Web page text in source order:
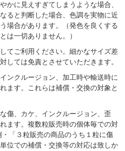
かに見えすぎてしまうような場合、
ると判断した場合、色調を実物に近
場合があります。（発色を良くする
は一切ありません。）
てご利用ください。細かなサイズ差
しては免責とさせていただきます。
ンクルージョン、加工時や輸送時に
ます。これらは補償・交換の対象と
傷、カケ、インクルージョン、歪
ます。複数粒販売時の個体毎での対
「３粒販売の商品のうち１粒に傷
位での補償・交換等の対応は致しか